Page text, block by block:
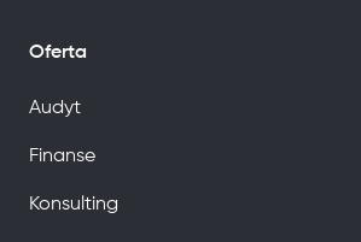
Oferta
Audyt
Finanse
Konsulting